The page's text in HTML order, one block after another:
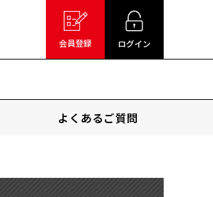
会員登録 ログイン
よくあるご質問